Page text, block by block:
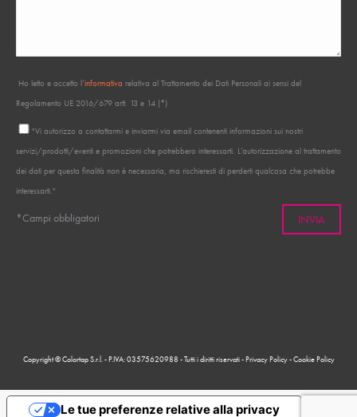
Ho letto e accetto l’informativa relativa al Trattamento dei Dati Personali ai sensi del
Regolamento UE 2016/679 artt. 13 e 14 (*)
"Vi autorizzo a contattarmi e inviarmi via email contenenti informazioni sui nostri
servizi/prodotti/eventi e promozioni che potrebbero interessarti. L’autorizzazione al trattamento
dei dati per questa finalità non è necessaria, ma rischieresti di perderti qualcosa che potrebbe
interessarti."
*Campi obbligatori
Copyright © Colortap S.r.l. - P.IVA: 03575620988 - Tutti i diritti riservati -Privacy Policy-Cookie Policy
Le tue preferenze relative alla privacy